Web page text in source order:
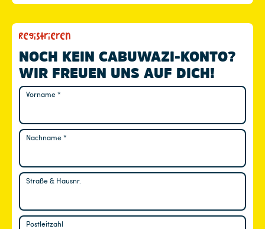
Registrieren
NOCH KEIN CABUWAZI-KONTO?
WIR FREUEN UNS AUF DICH!
Vorname*
Nachname*
Straße & Hausnr.
Postleitzahl